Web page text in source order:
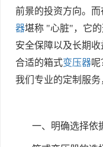
前景的投资方向。而
器堪称 "心脏"，它
安全保障以及长期
合适的箱式变压器呢
我们专业的定制服务
一、明确选择依